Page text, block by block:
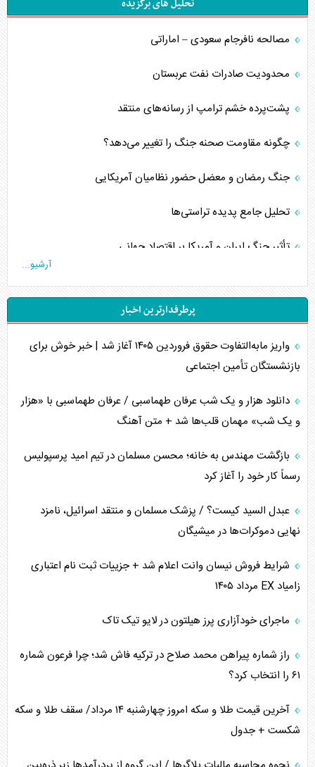
تحلیل های برگزیده
مصالحه نافرجام سعودی – اماراتی
محدودیت صادرات نفت عربستان
پشت‌پرده خشم ترامپ از رسانه‌های منتقد
چگونه مقاومت صحنه جنگ را تغییر می‌دهد؟
جنگ رمضان و معضل حضور نظامیان آمریکایی
تحلیل جامع پدیده تراستی‌ها
تأثیر جنگ ایران و آمریکا بر اقتصاد جهانی
اربعین، کابوس مشترک تل‌آویو-واشنگتن
برنامه هفتم توسعه در نقطه کور سیاستگذاری
اوکراین بازوی مخرب آمریکا در غرب آسیا
اهمیت راهبردی اردن برای آمریکا
پیام، ظرفیت بالفعل‌نشده تجارت ایران
همسویی عربستان با سنتکام علیه متحدان ایران
ترامپ و توهم خلع سلاح حماس
چرا کویت به دنبال شریک امنیتی جدید است؟
اعتراف غرب به قدرت ایران در تثبیت معادلات
خطای راهبردی ترامپ مقابل برزیل
آرشیو...
پرطرفدارترین اخبار
واریز مابه‌التفاوت حقوق فروردین ۱۴۰۵ آغاز شد | خبر خوش برای
بازنشستگان تأمین اجتماعی
دانلود هزار و یک شب عرفان طهماسبی / عرفان طهماسبی با «هزار
و یک شب» مهمان قلب‌ها شد + متن آهنگ
بازگشت مهندس به خانه؛ محسن مسلمان در تیم امید پرسپولیس
رسماً کار خود را آغاز کرد
عبدل السید کیست؟ / پزشک مسلمان و منتقد اسرائیل، نامزد
نهایی دموکرات‌ها در میشیگان
شرایط فروش نیسان وانت اعلام شد + جزییات ثبت نام اعتباری
زامیاد EX مرداد ۱۴۰۵
ماجرای خودآزاری پرز هیلتون در لایو تیک تاک
راز شماره پیراهن محمد صلاح در ترکیه فاش شد؛ چرا فرعون شماره
۶۱ را انتخاب کرد؟
آخرین قیمت طلا و سکه امروز چهارشنبه ۱۴ مرداد/ سقف طلا و سکه
شکست + جدول